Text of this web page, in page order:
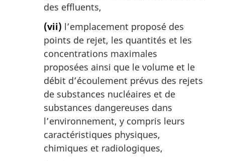
des effluents,
(vii) l’emplacement proposé des
points de rejet, les quantités et les
concentrations maximales
proposées ainsi que le volume et le
débit d’écoulement prévus des rejets
de substances nucléaires et de
substances dangereuses dans
l’environnement, y compris leurs
caractéristiques physiques,
chimiques et radiologiques,